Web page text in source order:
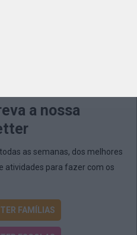
a nossa
todas as semanas, dos melhores
atividades para fazer com os
FAMÍLIAS